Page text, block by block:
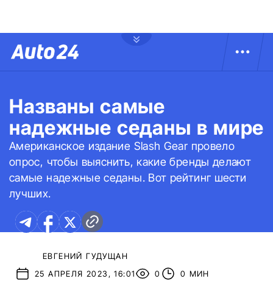
Названы самые
надежные седаны в мире
Американское издание Slash Gear провело
опрос, чтобы выяснить, какие бренды делают
самые надежные седаны. Вот рейтинг шести
лучших.
ЕВГЕНИЙ ГУДУЩАН
25 АПРЕЛЯ 2023, 16:01
0 0 МИН